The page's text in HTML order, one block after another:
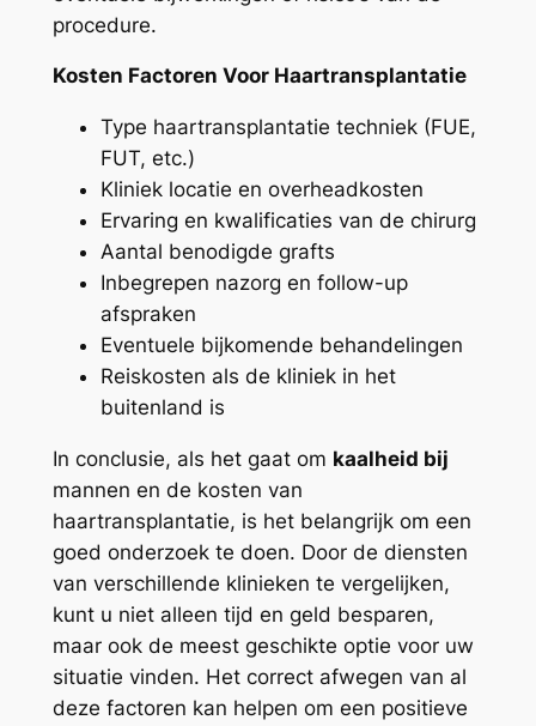
procedure.
Kosten Factoren Voor Haartransplantatie
Type haartransplantatie techniek (FUE,
FUT, etc.)
Kliniek locatie en overheadkosten
Ervaring en kwalificaties van de chirurg
Aantal benodigde grafts
Inbegrepen nazorg en follow-up
afspraken
Eventuele bijkomende behandelingen
Reiskosten als de kliniek in het
buitenland is
In conclusie, als het gaat om kaalheid bij
mannen en de kosten van
haartransplantatie, is het belangrijk om een
goed onderzoek te doen. Door de diensten
van verschillende klinieken te vergelijken,
kunt u niet alleen tijd en geld besparen,
maar ook de meest geschikte optie voor uw
situatie vinden. Het correct afwegen van al
deze factoren kan helpen om een positieve